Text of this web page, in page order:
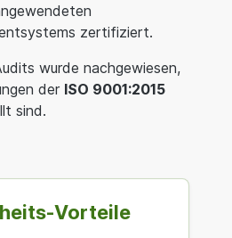
zertifiziert.
wurde nachgewiesen,
der ISO 9001:2015
sind.
Vorteile